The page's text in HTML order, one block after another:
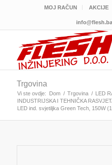
MOJ RAČUN AKCIJE
info@flesh.ba
Trgovina
Vi ste ovdje: Dom / Trgovina / LED
INDUSTRIJSKA I TEHNIČKA
LED ind. svjetiljka Green Tech, 150W